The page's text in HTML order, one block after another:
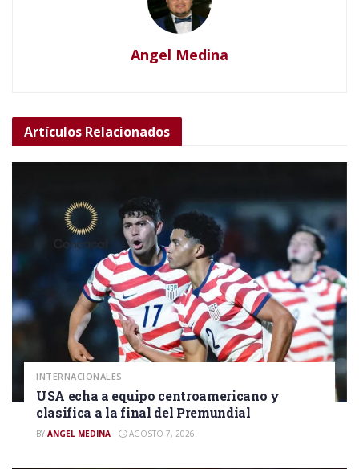
Angel Medina
Artículos Relacionados
INTERNACIONALES
USA echa a equipo centroamericano y
clasifica a la final del Premundial
BY ANGEL MEDINA AGOSTO 7, 2026